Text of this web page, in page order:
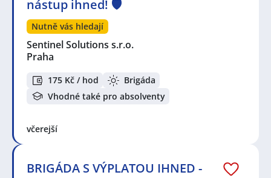
nástup ihned! 🛡️
Nutně vás hledají
Sentinel Solutions s.r.o.
Praha
175 Kč / hod
Brigáda
Vhodné také pro absolventy
včerejší
BRIGÁDA S VÝPLATOU IHNED -